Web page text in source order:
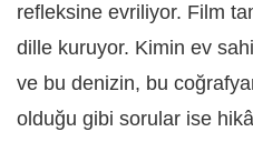
refleksine evriliyor. Film
dille kuruyor. Kimin ev
ve bu denizin, bu
olduğu gibi sorular ise